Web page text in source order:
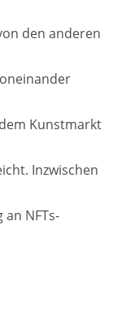
den anderen
Kunstmarkt
Inzwischen
NFTs-